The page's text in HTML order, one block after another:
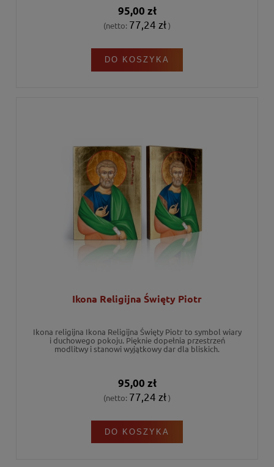
95,00 zł
(netto: 77,24 zł)
DO KOSZYKA
Ikona Religijna Święty Piotr
Ikona religijna Ikona Religijna Święty Piotr to symbol wiary
i duchowego pokoju. Pięknie dopełnia przestrzeń
modlitwy i stanowi wyjątkowy dar dla bliskich.
95,00 zł
(netto: 77,24 zł)
DO KOSZYKA